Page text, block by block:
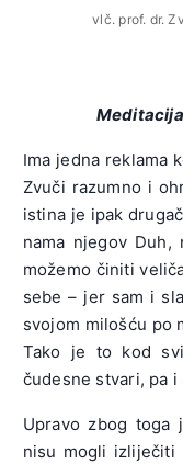
vlč. prof. dr.
Ima jedna reklama
Zvuči razumno i
istina je ipak
nama njegov Duh,
možemo činiti
sebe – jer sam i
svojom milošću po
Tako je to kod
čudesne stvari, pa i
Upravo zbog toga
nisu mogli izliječiti